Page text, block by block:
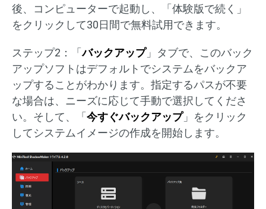
後、コンピューターで起動し、「体験版で続く」
をクリックして30日間で無料試用できます。
ステップ2：「バックアップ」タブで、このバック
アップソフトはデフォルトでシステムをバックア
ップすることがわかります。指定するパスが不要
な場合は、ニーズに応じて手動で選択してくださ
い。そして、「 今すぐバックアップ」をクリック
してシステムイメージの作成を開始します。